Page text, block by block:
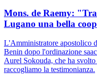
Mons. de Raemy:
Lugano una bella
L'Amministratore apostolico
Benin dopo l'ordinazione
Aurel Sokouda, che ha
raccogliamo la testimonianza.